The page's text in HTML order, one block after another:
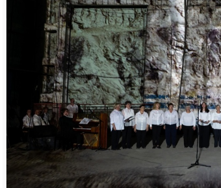
Организатор мероприятия – фонд
содействия развитию Саткинского района
при поддержке Группы Магнезит – объявил
набор участников. Главными артистами
театрального события станут хоровые и
бальные коллективы (возраст участников
16 лет и старше). А присоединиться к ним
могут все желающие!
Контакты для записи: звонок или
сообщение на WhatsApp или в Telegram
по номерам +79127928653 (Виктория);+7
9518021806 (Мария), а также по
электронной почте mdodidna@list.ru.